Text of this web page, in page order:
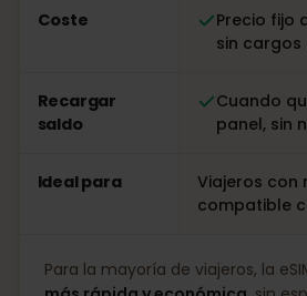
Coste
Precio fijo
sin cargos
Recargar
saldo
Cuando
panel, sin
Ideal para
Viajeros con
compatible
Para la mayoría de viajeros, la